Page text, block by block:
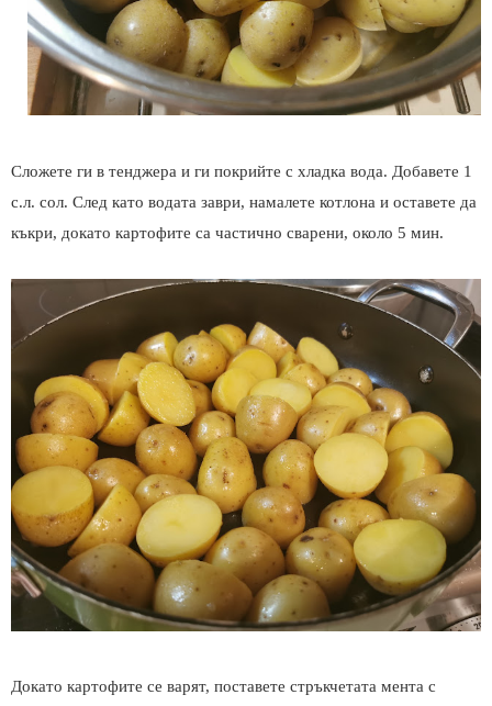
Сложете ги в тенджера и ги покрийте с хладка вода. Добавете 1
с.л. сол. След като водата заври, намалете котлона и оставете да
къкри, докато картофите са частично сварени, около 5 мин.
Докато картофите се варят, поставете стръкчетата мента с